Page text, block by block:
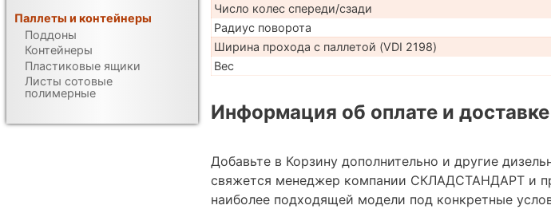
Число колес спереди/сзади
Радиус поворота
Ширина прохода с паллетой (VDI 2198)
Вес
Информация об оплате и
Добавьте в Корзину дополнительно и другие
свяжется менеджер компании СКЛАДСТАНДАРТ и
наиболее подходящей модели под конкретные
Паллеты и контейнеры
Поддоны
Контейнеры
Пластиковые ящики
Листы сотовые
полимерные